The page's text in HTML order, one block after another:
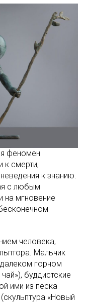
феномен
к смерти,
к знанию.
с любым
на мгновение
человека,
Мальчик
горном
буддистские
ими из песка
«Новый